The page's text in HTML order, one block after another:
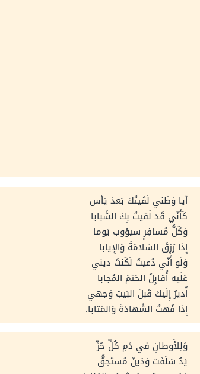
أيا وَطَني لَقَيتُكَ بَعدَ يَأس
كَأَنّي قَد لَقيتُ بِكَ الشَبابا
وَكُلُّ مُسافِرٍ سيؤوب يَوما
إِذا رُزِقَ السَلامَةَ وَالإِيابا
وَلَو أَنّي دُعيتُ لَكُنتَ ديني
عَلَيه أُقابِلُ الحَتمَ المُجابا
أُديرُ إِلَيكَ قَبلَ البَيتِ وَجهي
إِذا فُهتُ الشَهادَةَ وَالمَتابا.
وَلِلأَوطانِ في دَمِ كُلِّ حُرٍّ
يَدٌ سَلَفَت وَدَينٌ مُستَحِقُّ